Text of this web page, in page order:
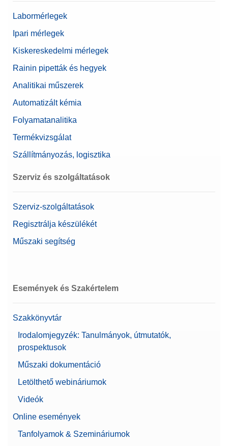
Labormérlegek
Ipari mérlegek
Kiskereskedelmi mérlegek
Rainin pipetták és hegyek
Analitikai műszerek
Automatizált kémia
Folyamatanalitika
Termékvizsgálat
Szállítmányozás, logisztika
Szerviz és szolgáltatások
Szerviz-szolgáltatások
Regisztrálja készülékét
Műszaki segítség
Események és Szakértelem
Szakkönyvtár
Irodalomjegyzék: Tanulmányok, útmutatók,
prospektusok
Műszaki dokumentáció
Letölthető webináriumok
Videók
Online események
Tanfolyamok & Szemináriumok